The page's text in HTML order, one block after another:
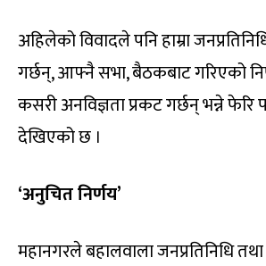
अहिलेको विवादले पनि हाम्रा
गर्छन्, आफ्नै सभा, बैठकबाट गरिएको
कसरी अनविज्ञता प्रकट गर्छन् भन्ने फेरि
देखिएको छ ।
‘अनुचित निर्णय’
महानगरले बहालवाला जनप्रतिनिधि